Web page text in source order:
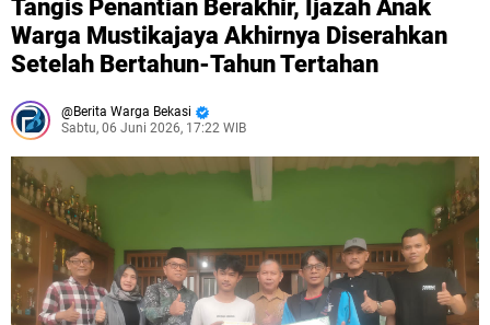
Tangis Penantian Berakhir, Ijazah Anak
Warga Mustikajaya Akhirnya Diserahkan
Setelah Bertahun-Tahun Tertahan
Berita Warga Bekasi
Sabtu, 06 Juni 2026, 17:22 WIB